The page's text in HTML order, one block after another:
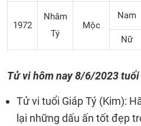
1972
Nhâm
Tý
Mộc
Nam
Nữ
Tử vi hôm nay 8/6/2023
Tử vi tuổi Giáp Tý (Kim):
lại những dấu ấn tốt đẹp